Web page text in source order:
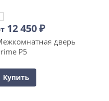
12 450₽
дверь
P5
Купить